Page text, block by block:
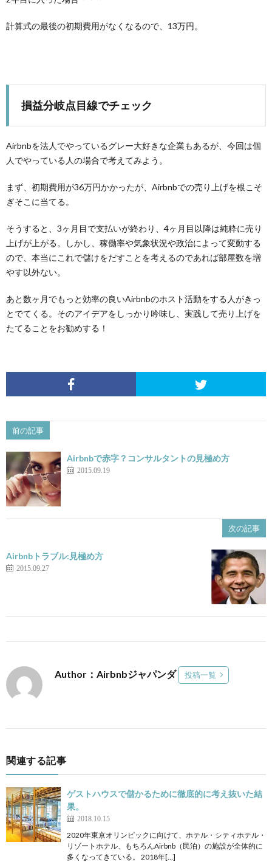
計算式の最後の初期費用がなくなるので、13万円。
損益分岐点目線でチェック
Airbnbを法人でやっているグレー大好きな企業もあるが、今回は個
人でやっている人の場合で考えてみよう。
まず、初期費用が36万円かかったが、Airbnbでの売り上げを根こそ
ぎそこに当てる。
そうすると、3ヶ月目で支払いが終わり、4ヶ月目以降は純粋に売り
上げが上がる。しかし、稼働率や気象状況や政治によって変動する
ので、本当にこれで儲けをだすことを考えるのであれば部屋数を増
やす以外ない。
あと数ヶ月でもっと効率の良いAirbnbのホスト活動をする人がきっ
とでてくる。そのアイデアをしっかり吟味し、実践して売り上げを
たてることをお勧めする！
前の記事
Airbnbで赤字？コンサルタントの見極め方
2015.09.19
次の記事
Airbnbトラブル:見極め方
2015.09.27
Author：Airbnbジャパンダ 投稿一覧
関連する記事
ゲストハウスで儲かるために徹底的に考え抜いた結
果。
2018.10.15
2020年東京オリンピックに向けて、ホテル・シティホテル・
リゾートホテル、もちろんAirbnb（民泊）の施設が全体的に
多くなってきている。 2018年[…]